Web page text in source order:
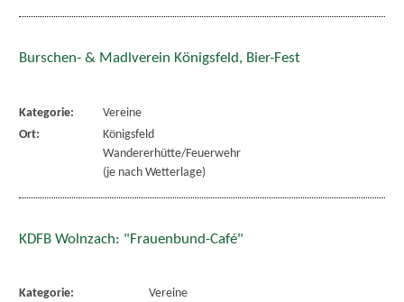
Burschen- & Madlverein Königsfeld, Bier-Fest
Kategorie:
Vereine
Ort:
Königsfeld
Wandererhütte/Feuerwehr
(je nach Wetterlage)
KDFB Wolnzach: "Frauenbund-Café"
Kategorie:
Vereine